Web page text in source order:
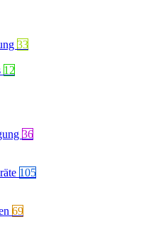
33
12
36
105
69